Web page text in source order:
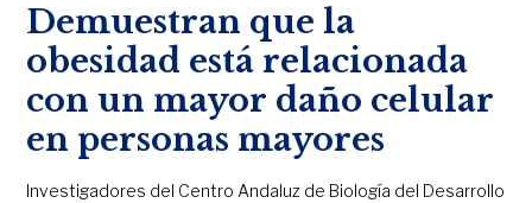
Demuestran que la
obesidad está relacionada
con un mayor daño celular
en personas mayores
Investigadores del Centro Andaluz de Biología del Desarrollo